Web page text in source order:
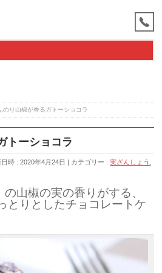
のり山椒が香るガトーショコラ
トーショコラ
時 : 2020年4月24日 カテゴリー :実ざんしょう
山椒の実の香りがする、
とりとしたチョコレートケ